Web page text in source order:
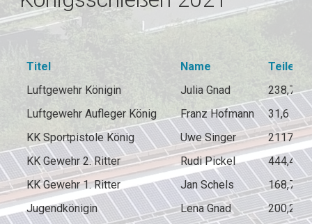
Titel Name
Teiler
Luftgewehr Königin
Julia Gnad
238,7
Luftgewehr Aufleger König
Franz Hofmann
31,6
KK Sportpistole König
Uwe Singer
2117
KK Gewehr 2. Ritter
Rudi Pickel
444,4
KK Gewehr 1. Ritter
Jan Schels
168,7
Jugendkönigin
Lena Gnad
200,2